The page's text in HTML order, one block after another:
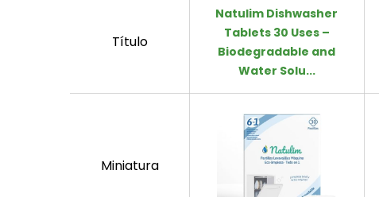
Título
Natulim Dishwasher
Tablets 30 Uses –
Biodegradable and
Water Solu...
Miniatura